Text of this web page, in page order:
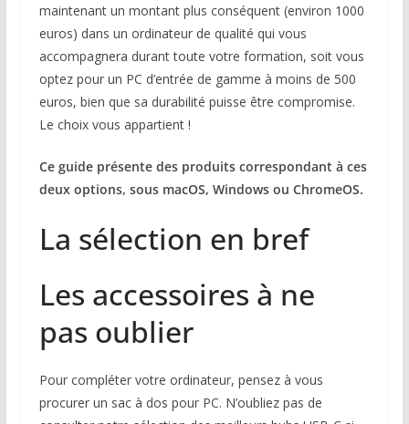
maintenant un montant plus conséquent (environ 1000
euros) dans un ordinateur de qualité qui vous
accompagnera durant toute votre formation, soit vous
optez pour un PC d’entrée de gamme à moins de 500
euros, bien que sa durabilité puisse être compromise.
Le choix vous appartient !
Ce guide présente des produits correspondant à ces
deux options, sous macOS, Windows ou ChromeOS.
La sélection en bref
Les accessoires à ne
pas oublier
Pour compléter votre ordinateur, pensez à vous
procurer un sac à dos pour PC. N’oubliez pas de